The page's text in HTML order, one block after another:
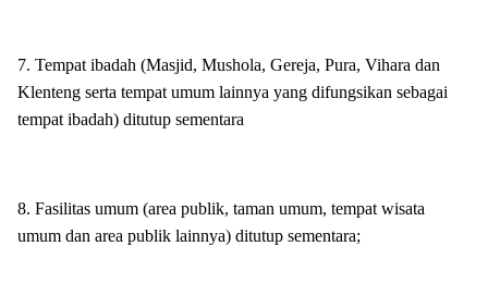
7. Tempat ibadah (Masjid, Mushola, Gereja, Pura, Vihara dan
Klenteng serta tempat umum lainnya yang difungsikan sebagai
tempat ibadah) ditutup sementara
8. Fasilitas umum (area publik, taman umum, tempat wisata
umum dan area publik lainnya) ditutup sementara;